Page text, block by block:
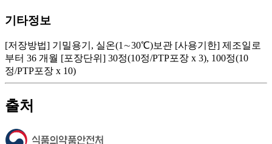
기타정보
[저장방법] 기밀용기, 실온(1∼30℃)보관 [사용기한] 제조일로
부터 36 개월 [포장단위] 30정(10정/PTP포장 x 3), 100정(10
정/PTP포장 x 10)
출처